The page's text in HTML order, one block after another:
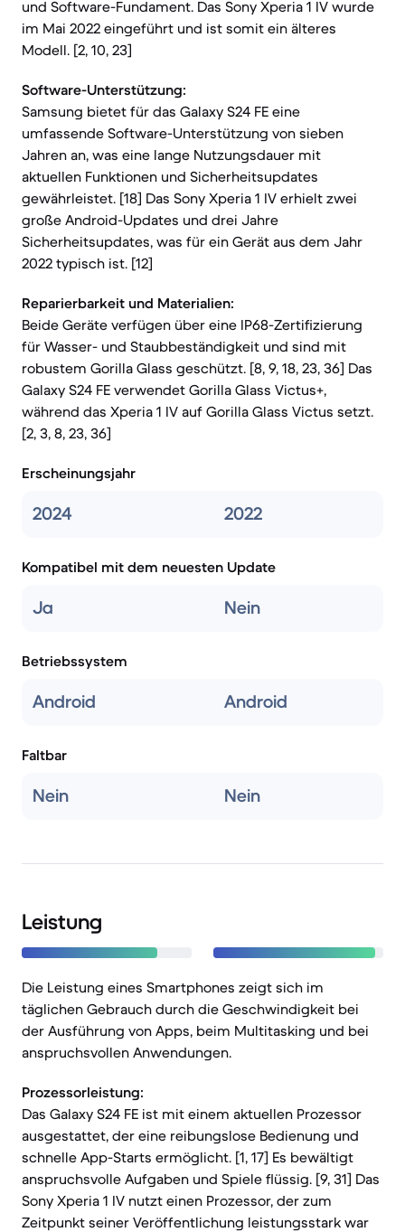
und Software-Fundament. Das Sony Xperia 1 IV wurde
im Mai 2022 eingeführt und ist somit ein älteres
Modell. [2, 10, 23]
Software-Unterstützung:
Samsung bietet für das Galaxy S24 FE eine
umfassende Software-Unterstützung von sieben
Jahren an, was eine lange Nutzungsdauer mit
aktuellen Funktionen und Sicherheitsupdates
gewährleistet. [18] Das Sony Xperia 1 IV erhielt zwei
große Android-Updates und drei Jahre
Sicherheitsupdates, was für ein Gerät aus dem Jahr
2022 typisch ist. [12]
Reparierbarkeit und Materialien:
Beide Geräte verfügen über eine IP68-Zertifizierung
für Wasser- und Staubbeständigkeit und sind mit
robustem Gorilla Glass geschützt. [8, 9, 18, 23, 36] Das
Galaxy S24 FE verwendet Gorilla Glass Victus+,
während das Xperia 1 IV auf Gorilla Glass Victus setzt.
[2, 3, 8, 23, 36]
Erscheinungsjahr
2024 2022
Kompatibel mit dem neuesten Update
Ja Nein
Betriebssystem
Android Android
Faltbar
Nein Nein
Leistung
Die Leistung eines Smartphones zeigt sich im
täglichen Gebrauch durch die Geschwindigkeit bei
der Ausführung von Apps, beim Multitasking und bei
anspruchsvollen Anwendungen.
Prozessorleistung:
Das Galaxy S24 FE ist mit einem aktuellen Prozessor
ausgestattet, der eine reibungslose Bedienung und
schnelle App-Starts ermöglicht. [1, 17] Es bewältigt
anspruchsvolle Aufgaben und Spiele flüssig. [9, 31] Das
Sony Xperia 1 IV nutzt einen Prozessor, der zum
Zeitpunkt seiner Veröffentlichung leistungsstark war